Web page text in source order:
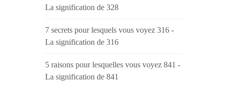
La signification de 328
7 secrets pour lesquels vous voyez 316 -
La signification de 316
5 raisons pour lesquelles vous voyez 841 -
La signification de 841